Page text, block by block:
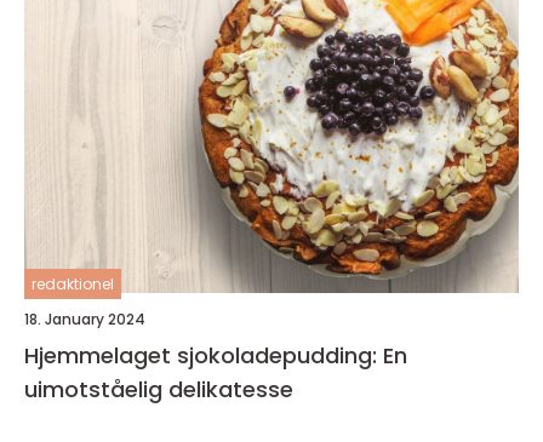
redaktionel
18. January 2024
Hjemmelaget sjokoladepudding: En
uimotståelig delikatesse